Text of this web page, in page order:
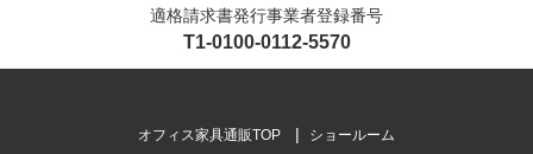
適格請求書発行事業者登録番号
T1-0100-0112-5570
オフィス家具通販TOP ショールーム